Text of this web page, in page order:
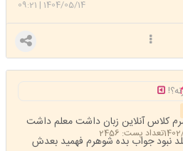
1404/05/14
|
09:21
تعداد پست: 2456
کلاس آنلاین زبان داشت معلم داشت
نبود جواب بده شوهرم فهمید بعدش